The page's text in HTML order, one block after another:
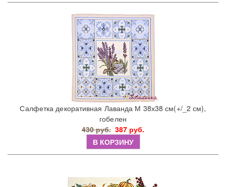
Салфетка декоративная Лаванда М 38х38 см(+/_2 см),
гобелен
430 руб. 387 руб.
В КОРЗИНУ